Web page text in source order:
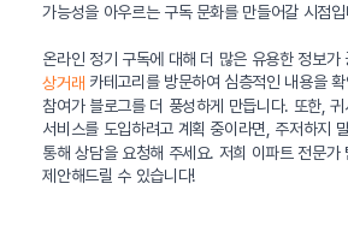
가능성을 아우르는 구독 문화를 만들어갈 시점
온라인 정기 구독에 대해 더 많은 유용한 정보
상거래 카테고리를 방문하여 심층적인 내용을
참여가 블로그를 더 풍성하게 만듭니다. 또한, 귀
서비스를 도입하려고 계획 중이라면, 주저하지
통해 상담을 요청해 주세요. 저희 이파트 전문가
제안해드릴 수 있습니다!